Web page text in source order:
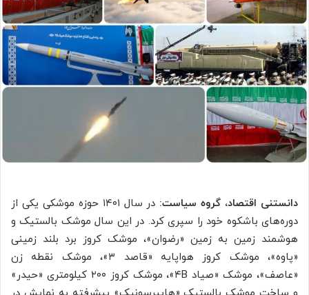
دانستنی اقتصاد، گروه سیاست:
در سال ۱۴۰۱ حوزه موشکی یکی از
دوره‌های باشکوه خود را سپری کرد. در این سال موشک بالستیک و
هوشمند زمین به زمین «رضوان»، موشک کروز برد بلند زمینی
«پاوه»، موشک کروز هواپایه
«قاصد ۳»، موشک نقطه زن
«عاصف
»، موشک «صیاد ۴B»، موشک کروز ۲۰۰ کیلومتری «حیدر»